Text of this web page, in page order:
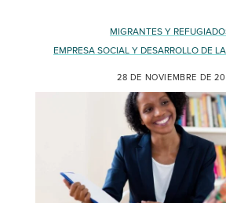
MIGRANTES Y
EMPRESA SOCIAL Y DESARROLLO DE
28 DE NOVIEMBRE DE